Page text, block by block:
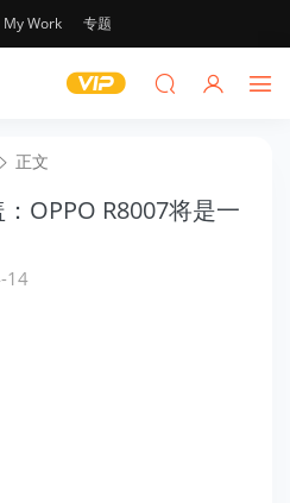
My Work 专题
正文
OPPO R8007将是一
14